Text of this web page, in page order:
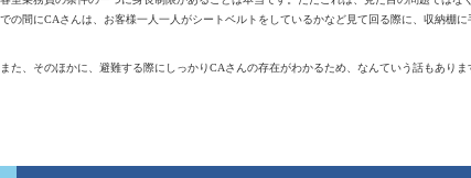
での間にCAさんは、お客様一人一人がシートベルトをしているかなど見て回る際に、収納棚
また、そのほかに、避難する際にしっかりCAさんの存在がわかるため、なんていう話もありま